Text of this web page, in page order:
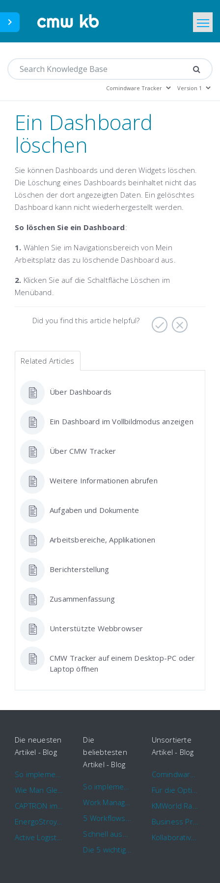
Ein Dashboard
löschen
Sie können Dashboards und deren Widgets löschen.
Die Löschung eines Dashboards beinhaltet nicht das
Löschen der dort angezeigten Daten. Ein gelöschtes
Dashboard kann nicht wiederhergestellt werden.
So löschen Sie ein Dashboard:
1. Wählen Sie im Navigationsbereich von Mein
Arbeitsplatz das zu löschende Dashboard aus.
2. Klicken Sie auf die Schaltfläche Löschen im
Menüband.
Did you find this article helpful?
Related Articles
Über Dashboards
Ein Dashboard im Vollbildmodus anzeigen
Über CMW Tracker
Weitere Informationen abrufen
Aufgaben und Dokumente
Arbeitsbereiche, Applikationen
Berichterstellung
Zusammenfassung
Unterstützte Webbrowser
CMW Tracker auf einem Desktop-PC oder
Laptop öffnen
Die neuesten
Artikel - Blog
Die
beliebtesten
Artikel - Blog
Die 5 wichtigsten Vorteile eines guten Geschäftsprozessmanagement (GPM)
Unsortierte
Artikel - Blog
Business Process Management mit MS Outlook